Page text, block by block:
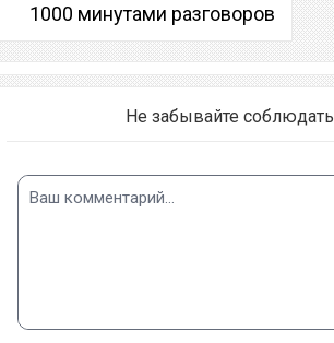
1000 минутами разговоров
Не забывайте соблюдать